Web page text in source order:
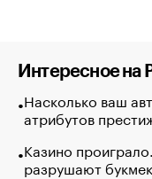
Интересное на
Насколько ваш
атрибутов
Казино
разрушают